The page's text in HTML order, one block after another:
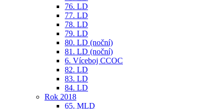
76. LD
77. LD
78. LD
79. LD
80. LD (noční)
81. LD (noční)
6. Víceboj CCOC
82. LD
83. LD
84. LD
Rok 2018
65. MLD